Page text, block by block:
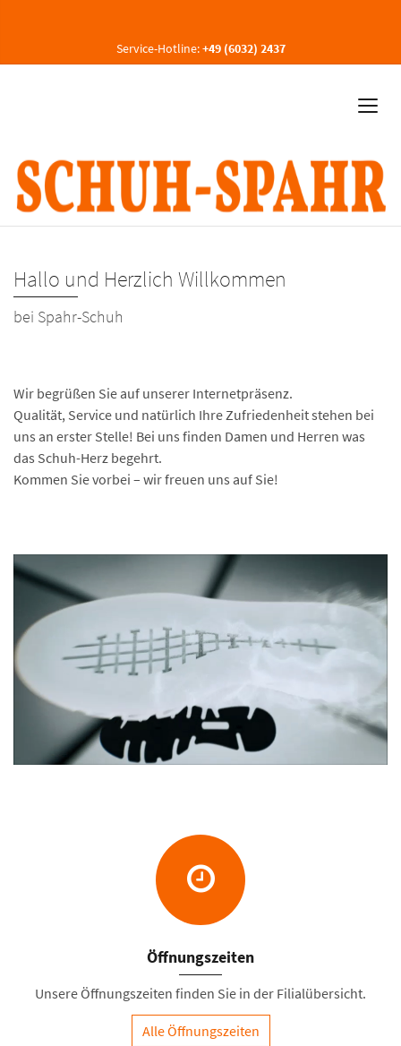
Service-Hotline:+49 (6032) 2437
Hallo und Herzlich Willkommen
bei Spahr-Schuh
Wir begrüßen Sie auf unserer Internetpräsenz.
Qualität, Service und natürlich Ihre Zufriedenheit stehen bei
uns an erster Stelle! Bei uns finden Damen und Herren was
das Schuh-Herz begehrt.
Kommen Sie vorbei – wir freuen uns auf Sie!
Öffnungszeiten
Unsere Öffnungszeiten finden Sie in der Filialübersicht.
Alle Öffnungszeiten